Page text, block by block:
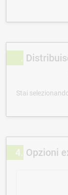
Stai
4 Opzioni